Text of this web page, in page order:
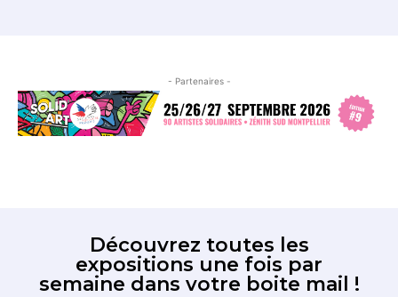
- Partenaires -
Découvrez toutes les
expositions une fois par
semaine dans votre boite mail !